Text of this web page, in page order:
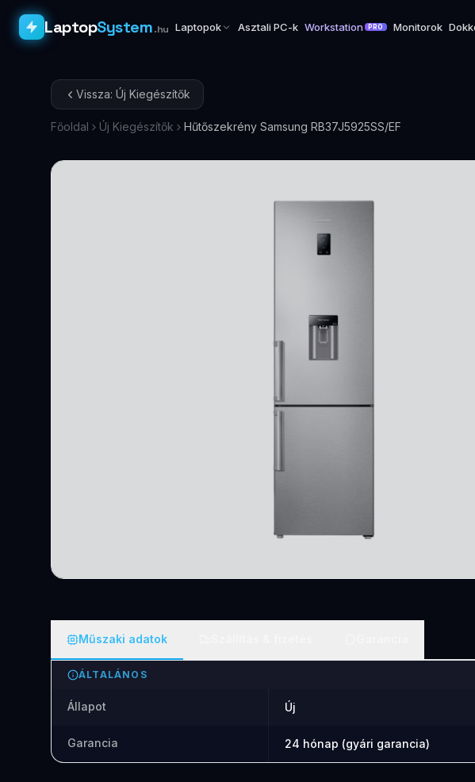
LaptopSystem.hu Laptopok Asztali PC-k Workstation PRO Monitorok
Vissza: Új Kiegészítők
Főoldal Új Kiegészítők Hűtőszekrény Samsung RB37J5925SS/EF
Műszaki adatok
ÁLTALÁNOS
Állapot Új
Garancia 24 hónap (gyári garancia)